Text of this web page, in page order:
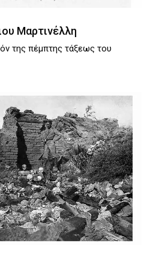
Μαρτινέλλη
της πέμπτης τάξεως του